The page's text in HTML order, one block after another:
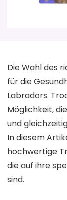
Die Wahl des
für die
Labradors.
Möglichkeit,
und
In diesem
hochwertige
die auf ihre
sind.